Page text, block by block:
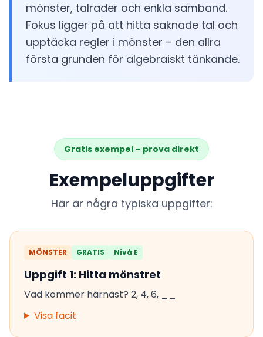
mönster, talrader och enkla samband.
Fokus ligger på att hitta saknade tal och
upptäcka regler i mönster – den allra
första grunden för algebraiskt tänkande.
Gratis exempel – prova direkt
Exempeluppgifter
Här är några typiska uppgifter:
MÖNSTER GRATIS Nivå E
Uppgift 1: Hitta mönstret
Vad kommer härnäst? 2, 4, 6, __
Visa facit